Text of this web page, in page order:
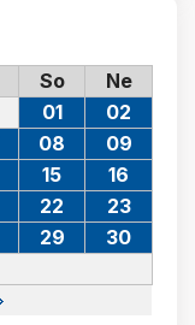
So Ne
01
02
08
09
15
16
22
23
29
30